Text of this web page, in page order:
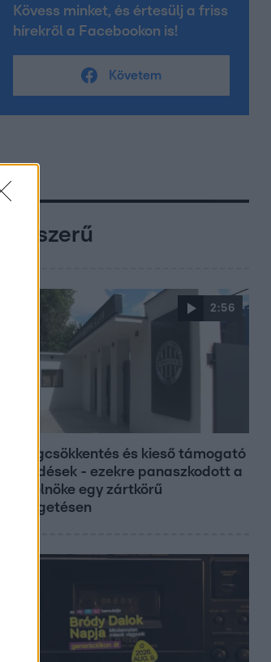
Kövess minket, és értesülj a friss
hírekről a Facebookon is!
Követem
Népszerű
2:56
Költségcsökkentés és kieső támogató
szerződések - ezekre panaszkodott a
Fradi elnöke egy zártkörű
beszélgetésen